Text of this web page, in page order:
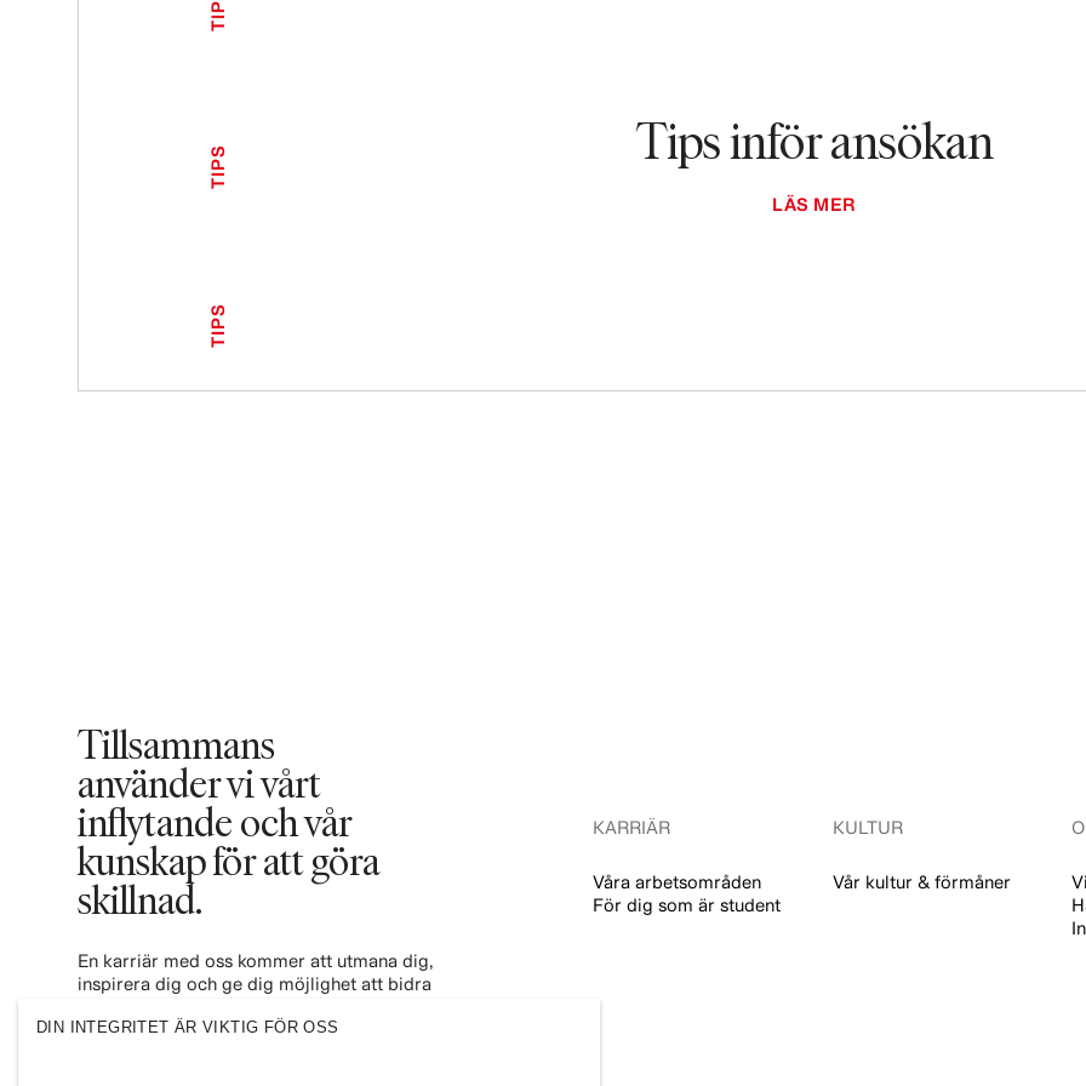
Tips inför ansökan
LÄS MER
TIPS
TIPS
Tillsammans
använder vi vårt
inflytande och vår
kunskap för att göra
skillnad. ​
En karriär med oss kommer att utmana dig,
inspirera dig och ge dig möjlighet att bidra
modeindustri. Bli en del av vårt team och se
KARRIÄR
Våra arbetsområden
För dig som är student
KULTUR
Vår kultur & förmåner
DIN INTEGRITET ÄR VIKTIG FÖR OSS